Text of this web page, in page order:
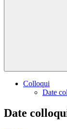
Colloqui
Date
Date